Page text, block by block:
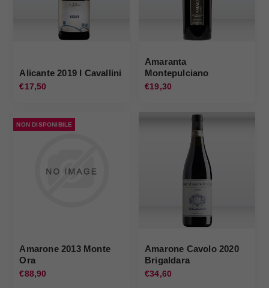
Alicante 2019 I Cavallini
€17,50
Amaranta
Montepulciano
d'Abruzzo 2022 Tenuta
€19,30
NON DISPONIBILE
Amarone 2013 Monte
Ora
€88,90
Amarone Cavolo 2020
Brigaldara
€34,60